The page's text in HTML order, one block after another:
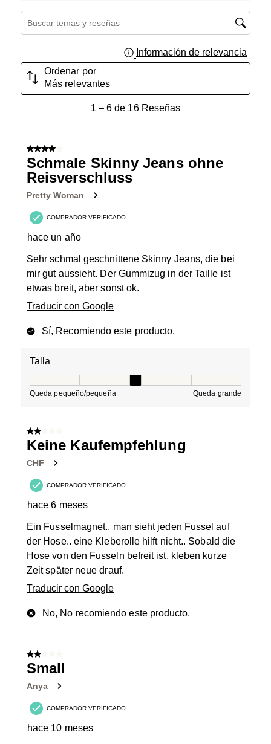
Región de búsqueda de temas y reseñas
Información de relevancia
Ordenar por
Más relevantes
Reseñas.
1– 6 de 16 Reseñas
4 de 5 estrellas.
Schmale Skinny Jeans ohne
Reisverschluss
Pretty Woman
COMPRADOR VERIFICADO
hace un año
Sehr schmal geschnittene Skinny Jeans, die bei
mir gut aussieht. Der Gummizug in der Taille ist
etwas breit, aber sonst ok.
Traducir con Google
Sí, Recomiendo este producto.
Talla
Queda pequeño/pequeña Queda grande
2 de 5 estrellas.
Keine Kaufempfehlung
CHF
COMPRADOR VERIFICADO
hace 6 meses
Ein Fusselmagnet.. man sieht jeden Fussel auf
der Hose.. eine Kleberolle hilft nicht.. Sobald die
Hose von den Fusseln befreit ist, kleben kurze
Zeit später neue drauf.
Traducir con Google
No, No recomiendo este producto.
2 de 5 estrellas.
Small
Anya
COMPRADOR VERIFICADO
hace 10 meses